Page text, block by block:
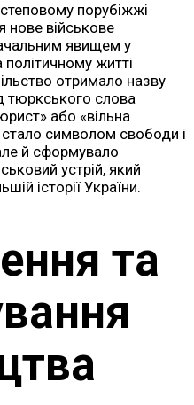
порубіжжі
нове військове
явищем у
житті
отримало назву
тюркського слова
або «вільна
символом свободи і
й сформувало
устрій, який
історії України.
та